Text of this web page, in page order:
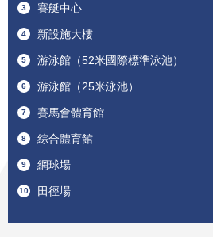
）
3 賽艇中心
4 新設施大樓
5 游泳館（52米國際標準泳池）
6 游泳館（25米泳池）
7 賽馬會體育館
8 綜合體育館
9 網球場
10 田徑場